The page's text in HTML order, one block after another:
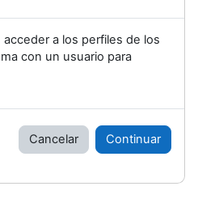
a los perfiles de los
con un usuario para
Cancelar Continuar